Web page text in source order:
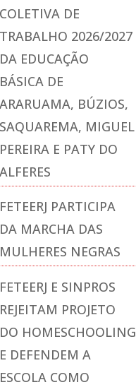
COLETIVA DE
TRABALHO 2026/2027
DA EDUCAÇÃO
BÁSICA DE
ARARUAMA, BÚZIOS,
SAQUAREMA, MIGUEL
PEREIRA E PATY DO
ALFERES
FETEERJ PARTICIPA
DA MARCHA DAS
MULHERES NEGRAS
FETEERJ E SINPROS
REJEITAM PROJETO
DO HOMESCHOOLING
E DEFENDEM A
ESCOLA COMO